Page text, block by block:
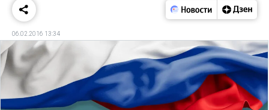
06.02.2016 13:34